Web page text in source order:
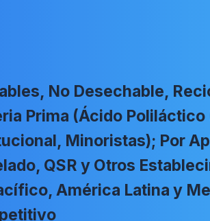
No Desechable,
Prima (Ácido
Minoristas); Por
QSR y Otros
América Latina y